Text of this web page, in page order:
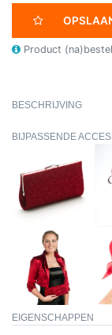
Product
BESCHRIJVING
BIJPASSENDE
EIGENSCHAPPEN